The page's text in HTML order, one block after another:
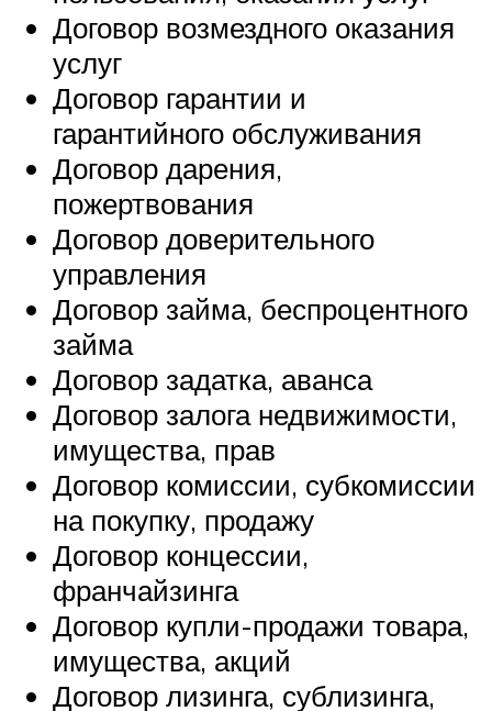
Договор возмездного оказания
услуг
Договор гарантии и
гарантийного обслуживания
Договор дарения,
пожертвования
Договор доверительного
управления
Договор займа, беспроцентного
займа
Договор задатка, аванса
Договор залога недвижимости,
имущества, прав
Договор комиссии, субкомиссии
на покупку, продажу
Договор концессии,
франчайзинга
Договор купли-продажи товара,
имущества, акций
Договор лизинга, сублизинга,